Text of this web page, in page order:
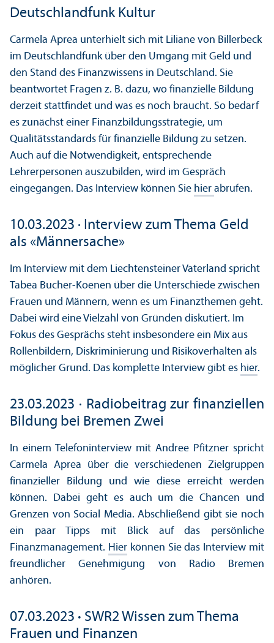
Deutschlandfunk Kultur
Carmela Aprea unterhielt sich mit Liliane von Billerbeck
im Deutschlandfunk über den Umgang mit Geld und
den Stand des Finanzwissens in Deutschland. Sie
beantwortet Fragen z. B. dazu, wo finanzielle Bildung
derzeit stattfindet und was es noch braucht. So bedarf
es zunächst einer Finanzbildungsstrategie, um
Qualitätsstandards für finanzielle Bildung zu setzen.
Auch auf die Notwendigkeit, entsprechende
Lehrerpersonen auszubilden, wird im Gespräch
eingegangen. Das Interview können Sie hier abrufen.
10.03.2023 · Interview zum Thema Geld
als «Männersache»
Im Interview mit dem Liechtensteiner Vaterland spricht
Tabea Bucher-Koenen über die Unterschiede zwischen
Frauen und Männern, wenn es um Finanzthemen geht.
Dabei wird eine Vielzahl von Gründen diskutiert. Im
Fokus des Gesprächs steht insbesondere ein Mix aus
Rollenbildern, Diskriminierung und Risikoverhalten als
möglicher Grund. Das komplette Interview gibt es hier.
23.03.2023 · Radiobeitrag zur finanziellen
Bildung bei Bremen Zwei
In einem Telefoninterview mit Andree Pfitzner spricht
Carmela Aprea über die verschiedenen Zielgruppen
finanzieller Bildung und wie diese erreicht werden
können. Dabei geht es auch um die Chancen und
Grenzen von Social Media. Abschließend gibt sie noch
ein paar Tipps mit Blick auf das persönliche
Finanzmanagement. Hierkönnen Sie das Interview mit
freundlicher Genehmigung von Radio Bremen
anhören.
07.03.2023 · SWR2 Wissen zum Thema
Frauen und Finanzen